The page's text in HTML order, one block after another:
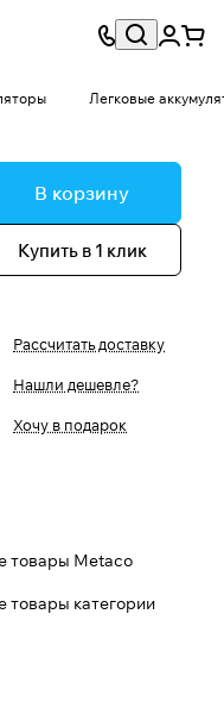
Легковые
В корзину
Купить в 1 клик
Рассчитать доставку
Нашли дешевле?
Хочу в подарок
товары Metaco
товары категории